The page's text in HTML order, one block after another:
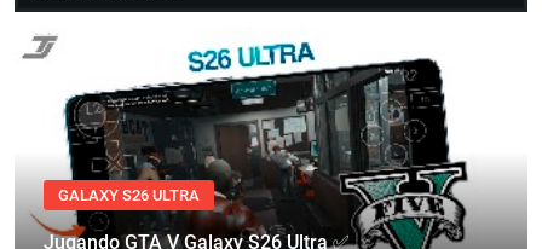
GALAXY S26 ULTRA
Jugando GTA V Galaxy S26 Ultra ✅